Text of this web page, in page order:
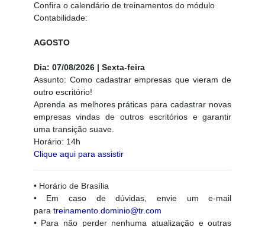
Confira o calendário de treinamentos do módulo
Contabilidade:
AGOSTO
Dia: 07/08/2026 | Sexta-feira
Assunto: Como cadastrar empresas que vieram de
outro escritório!
Aprenda as melhores práticas para cadastrar novas
empresas vindas de outros escritórios e garantir
uma transição suave.
Horário: 14h
Clique aqui para assistir
• Horário de Brasília
• Em caso de dúvidas, envie um e-mail
para treinamento.dominio@tr.com
• Para não perder nenhuma atualização e outras